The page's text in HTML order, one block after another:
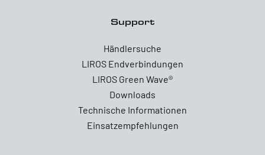
Support
Händlersuche
LIROS Endverbindungen
LIROS Green Wave®
Downloads
Technische Informationen
Einsatzempfehlungen